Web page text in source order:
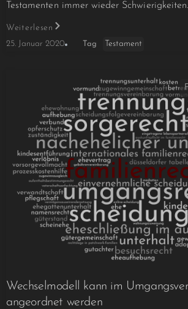
Testamenten immer wieder Schwierigkeiten.
Weiterlesen
25. Januar 2020
Tag Testament
Wechselmodell kann im
angeordnet werden